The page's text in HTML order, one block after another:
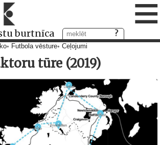
burtnīca ≡
Futbola vēsture Ceļojumi
tūre (2019)